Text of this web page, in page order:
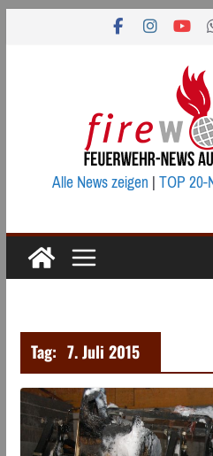
Alle News zeigen|TOP 20-
Tag: 7. Juli 2015